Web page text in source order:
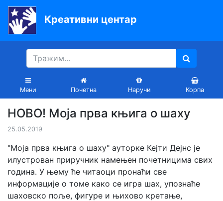
Креативни центар
Мени Почетна Наручи Корпа
Почетна
Књиге
Уџбеници
вртиће
Акције
Блог
НОВО! Моја прва књига о шаху
25.05.2019
"Моја прва књига о шаху" ауторке Кејти Дејнс је
илустрован приручник намењен почетницима свих
година. У њему ће читаоци пронаћи све
информације о томе како се игра шах, упознаће
шаховско поље, фигуре и њихово кретање,